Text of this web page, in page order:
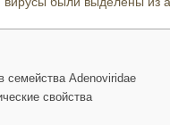
семейства Adenoviridae
свойства